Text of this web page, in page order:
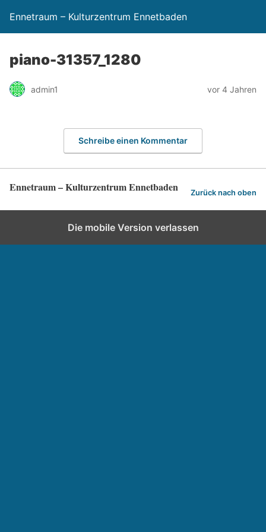
Ennetraum – Kulturzentrum Ennetbaden
piano-31357_1280
admin1 vor 4 Jahren
Schreibe einen Kommentar
Ennetraum – Kulturzentrum Ennetbaden Zurück nach oben
Die mobile Version verlassen